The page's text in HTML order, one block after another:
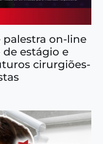
palestra on-line
estágio e
cirurgiões-